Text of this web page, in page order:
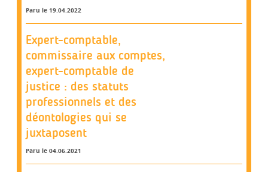
Paru le 19.04.2022
Expert-comptable,
commissaire aux comptes,
expert-comptable de
justice : des statuts
professionnels et des
déontologies qui se
juxtaposent
Paru le 04.06.2021